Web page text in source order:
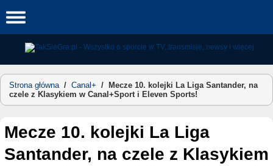
to
Strona główna/ Canal+ /
Mecze 10. kolejki La Liga Santander, na
czele z Klasykiem w Canal+Sport i Eleven Sports!
Mecze 10. kolejki La Liga
Santander, na czele z Klasykiem